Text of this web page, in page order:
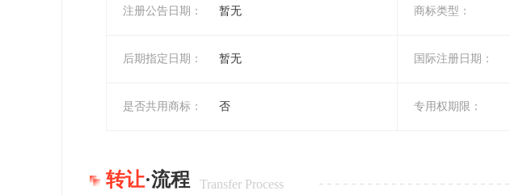
注册公告日期： 暂无 商标类型：
后期指定日期： 暂无 国际注册日期：
是否共用商标： 否 专用权期限：
转让·流程 Transfer Process